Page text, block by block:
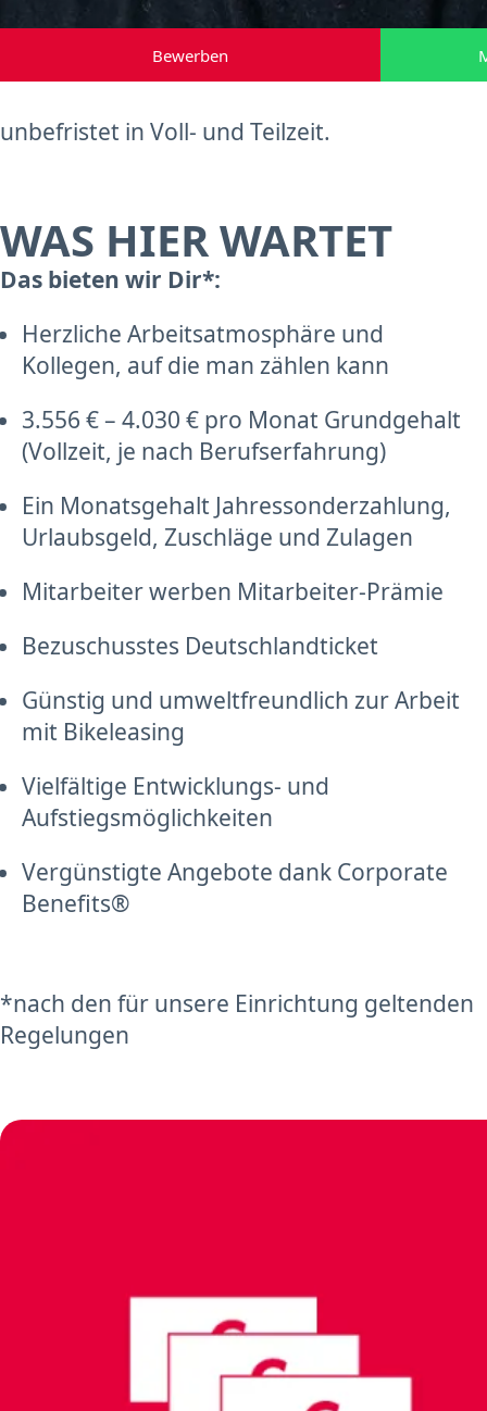
Bewerben
unbefristet in Voll- und Teilzeit.
WAS HIER WARTET
Das bieten wir Dir*:
Herzliche Arbeitsatmosphäre und
Kollegen, auf die man zählen kann
3.556 € – 4.030 € pro Monat Grundgehalt
(Vollzeit, je nach Berufserfahrung)
Ein Monatsgehalt Jahressonderzahlung,
Urlaubsgeld, Zuschläge und Zulagen
Mitarbeiter werben Mitarbeiter-Prämie
Bezuschusstes Deutschlandticket
Günstig und umweltfreundlich zur Arbeit
mit Bikeleasing
Vielfältige Entwicklungs- und
Aufstiegsmöglichkeiten
Vergünstigte Angebote dank Corporate
Benefits®
*nach den für unsere Einrichtung geltenden
Regelungen